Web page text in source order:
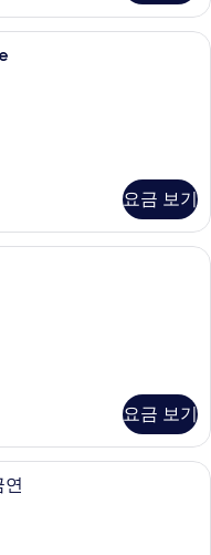
요금 보기
요금 보기
사이즈침대 1개, 장애인 지원, 금
연